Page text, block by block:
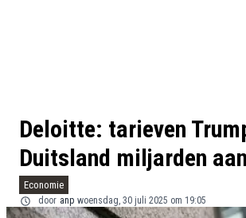
Deloitte: tarieven
Duitsland miljarden
Economie
door anp woensdag, 30 juli 2025 om 19:05